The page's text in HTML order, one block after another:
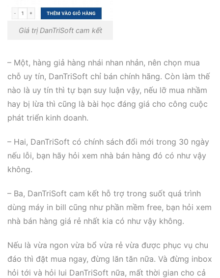
Giá trị DanTriSoft cam kết
– Một, hàng giả hàng nhái nhan nhản, nên chọn mua
chỗ uy tín, DanTriSoft chỉ bán chính hãng. Còn làm thế
nào là uy tín thì tự bạn suy luận vậy, nếu lỡ mua nhầm
hay bị lừa thì cũng là bài học đáng giá cho công cuộc
phát triển kinh doanh.
– Hai, DanTriSoft có chính sách đổi mới trong 30 ngày
nếu lỗi, bạn hãy hỏi xem nhà bán hàng đó có như vậy
không.
– Ba, DanTriSoft cam kết hỗ trợ trong suốt quá trình
dùng máy in bill cũng như phần mềm free, bạn hỏi xem
nhà bán hàng giá rẻ nhất kia có như vậy không.
Nếu là vừa ngon vừa bổ vừa rẻ vừa được phục vụ chu
đáo thì đặt mua ngay, đừng lăn tăn nữa. Và đừng inbox
hỏi tới và hỏi lui DanTriSoft nữa, mất thời gian cho cả